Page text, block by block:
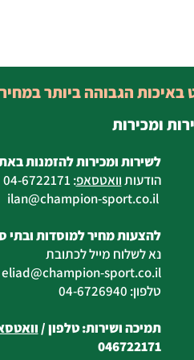
לשירות ומכירות להזמנות
הודעותוואטסאפ:
04-6722171
ilan
@champion-sport.co.il
להצעות מחיר למוסדות ובתי
נא לשלוח מייל לכתובת
eliad@champion-sport.co.il
טלפון: 04-6726940
תמיכה ושירות: טלפון /
046722171
ומכירות
באיכות הגבוהה ביותר